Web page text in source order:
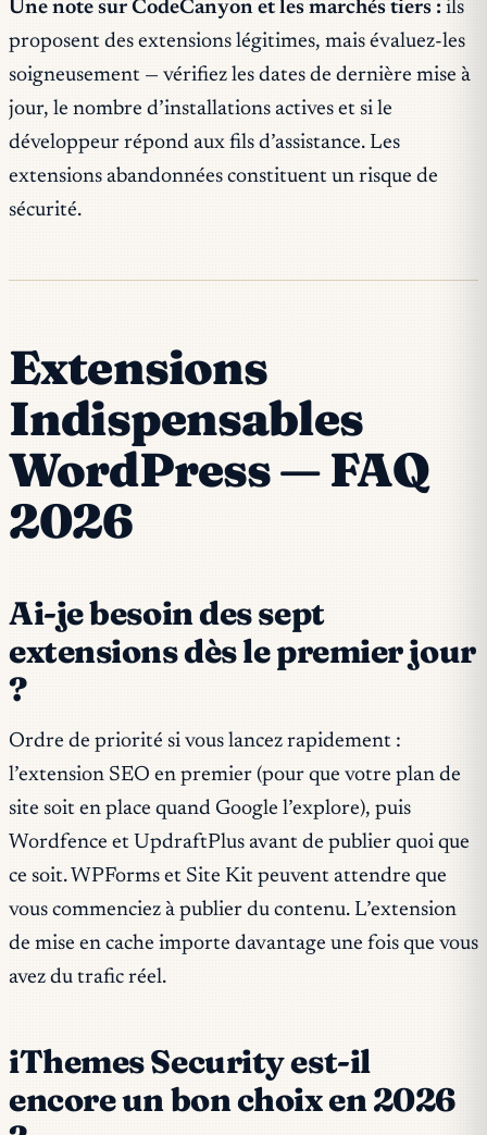
Une note sur CodeCanyon et les marchés tiers : ils
proposent des extensions légitimes, mais évaluez-les
soigneusement — vérifiez les dates de dernière mise à
jour, le nombre d’installations actives et si le
développeur répond aux fils d’assistance. Les
extensions abandonnées constituent un risque de
sécurité.
Extensions
Indispensables
WordPress — FAQ
2026
Ai-je besoin des sept
extensions dès le premier jour
?
Ordre de priorité si vous lancez rapidement :
l’extension SEO en premier (pour que votre plan de
site soit en place quand Google l’explore), puis
Wordfence et UpdraftPlus avant de publier quoi que
ce soit. WPForms et Site Kit peuvent attendre que
vous commenciez à publier du contenu. L’extension
de mise en cache importe davantage une fois que vous
avez du trafic réel.
iThemes Security est-il
encore un bon choix en 2026